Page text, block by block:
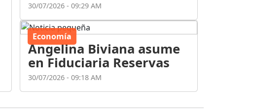
30/07/2026 - 09:29 AM
Economía
Angelina Biviana asume
en Fiduciaria Reservas
30/07/2026 - 09:18 AM